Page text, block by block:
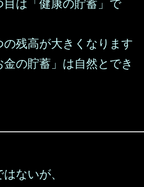
目は「健康の貯蓄」で
残高が大きくなります
の貯蓄」は自然とでき
ないが、